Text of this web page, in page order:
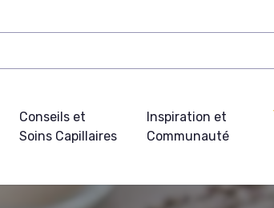
Conseils et
Soins Capillaires
Inspiration et
Communauté